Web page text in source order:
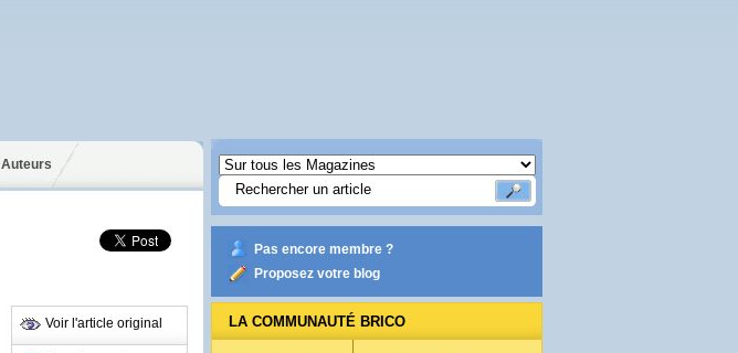
Auteurs
Voir l'article original
Pas encore membre ?
Proposez votre blog
LA COMMUNAUTÉ BRICO